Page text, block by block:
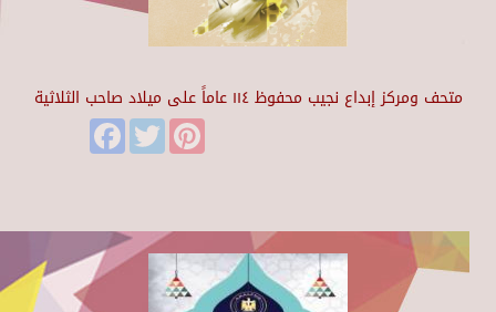
متحف ومركز إبداع نجيب محفوظ ١١٤ عاماً على ميلاد صاحب الثلاثية
FacebookTwitter